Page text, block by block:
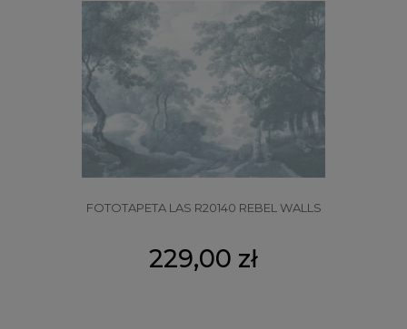
FOTOTAPETA LAS R20140 REBEL WALLS
229,00 zł